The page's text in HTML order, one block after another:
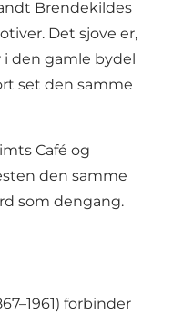
Brendekildes
Det sjove er,
den gamle bydel
set den samme
Café og
den samme
som dengang.
forbinder